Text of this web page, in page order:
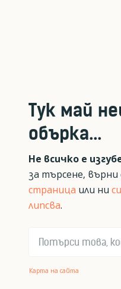
Тук май
обърка...
Не всичко е
за търсене, върни
страница или ни
липсва.
Карта на сайта